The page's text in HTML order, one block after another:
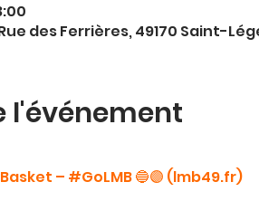
des Ferrières, 49170 Saint-
l'événement
– #GoLMB 🔵🟣 (lmb49.fr)